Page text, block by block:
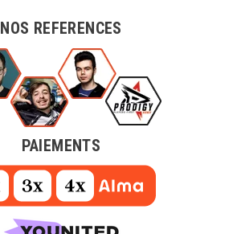
NOS REFERENCES
PAIEMENTS